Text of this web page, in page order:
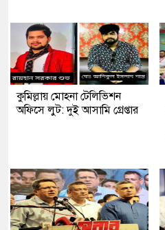
কুমিল্লায় মোহনা টেলিভিশন
অফিসে লুট: দুই আসামি গ্রেপ্তার